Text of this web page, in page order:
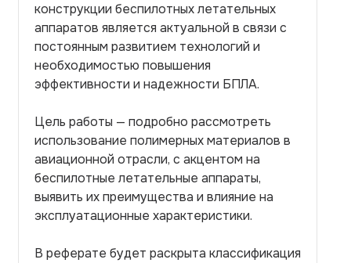
конструкции беспилотных летательных
аппаратов является актуальной в связи с
постоянным развитием технологий и
необходимостью повышения
эффективности и надежности БПЛА.
Цель работы — подробно рассмотреть
использование полимерных материалов в
авиационной отрасли, с акцентом на
беспилотные летательные аппараты,
выявить их преимущества и влияние на
эксплуатационные характеристики.
В реферате будет раскрыта классификация